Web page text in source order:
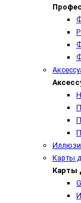
Карты
Карты